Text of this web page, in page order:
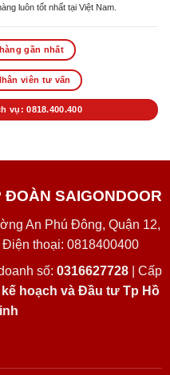
luôn tốt nhất tại Việt Nam.
gần nhất
viên tư vấn
vụ: 0818.400.400
ĐOÀN SAIGONDOOR
An Phú Đông, Quận 12,
thoại: 0818400400
số: 0316627728| Cấp
hoạch và Đầu tư Tp Hồ